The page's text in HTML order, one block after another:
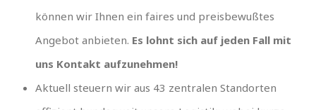
können wir Ihnen ein faires und preisbewußtes
Angebot anbieten. Es lohnt sich auf jeden Fall mit
uns Kontakt aufzunehmen!
Aktuell steuern wir aus 43 zentralen Standorten